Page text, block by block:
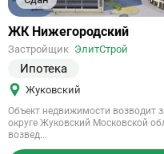
Ссылка
объект
ЖК Нижегородский
Застройщик ЭлитСтрой
Ипотека
Жуковский
Объект недвижимости возводит
округе Жуковский Московской
возвед...